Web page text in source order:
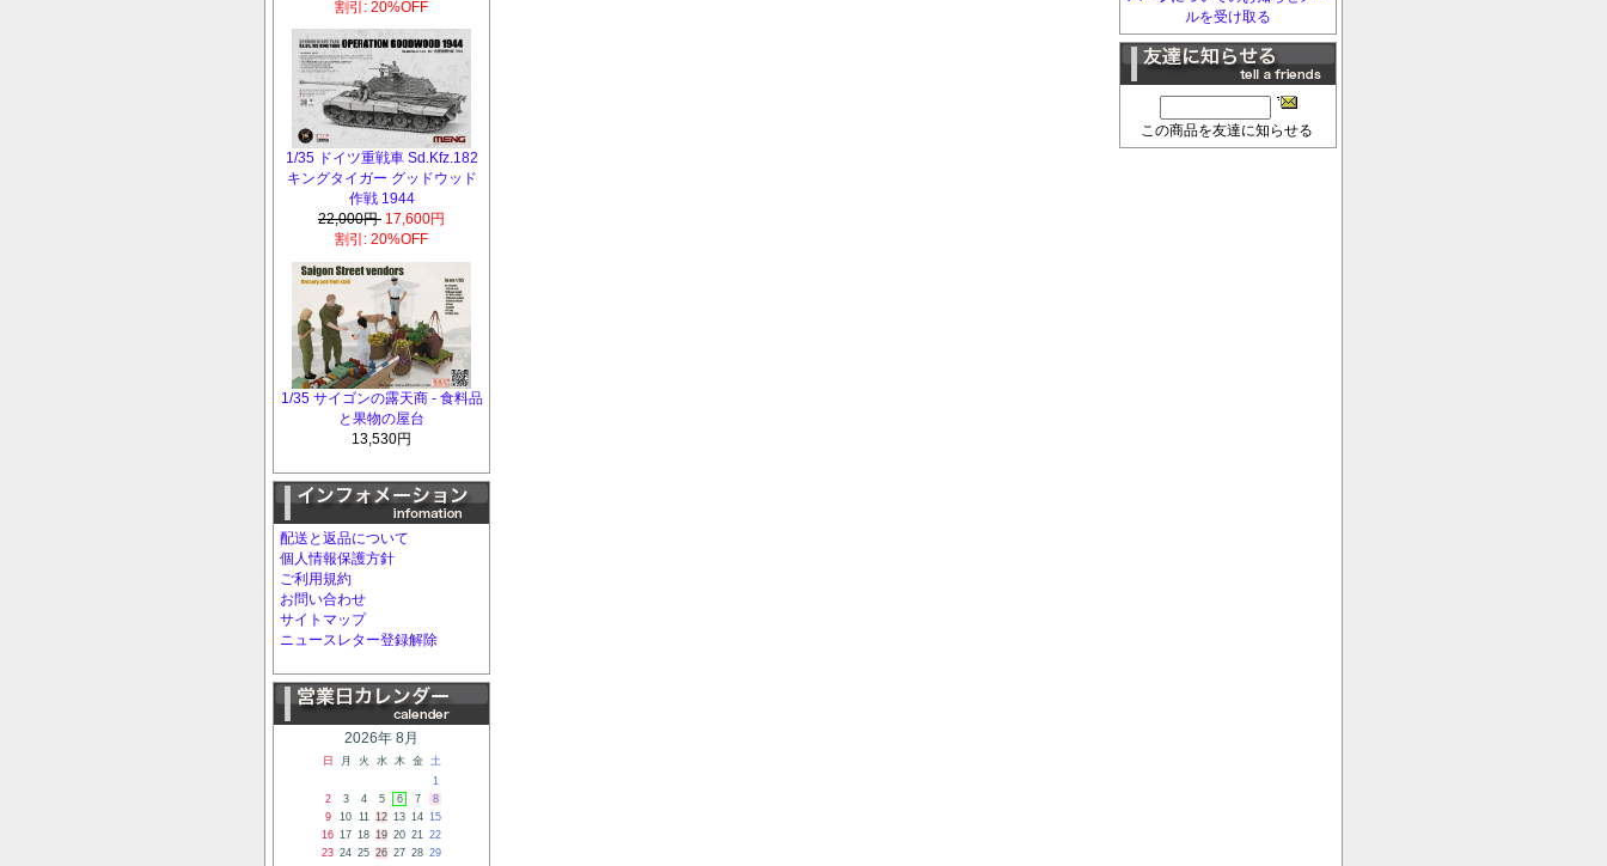
割引: 20%OFF
1/35 ドイツ重戦車 Sd.Kfz.182
キングタイガー グッドウッド
作戦 1944
22,000円 17,600円
割引: 20%OFF
1/35 サイゴンの露天商 - 食料品
と果物の屋台
13,530円
配送と返品について
個人情報保護方針
ご利用規約
お問い合わせ
サイトマップ
ニュースレター登録解除
2026年 8月
日 月 火 水 木 金
土
1
2
3 4 5 6 7
8
9
10 11 12 13 14 15
16 17 18 19 20 21 22
23 24 25 26 27 28 29
ルを受け取る
この商品を友達に知らせる